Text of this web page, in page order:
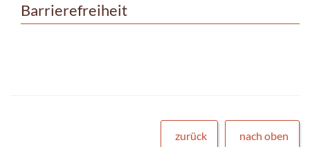
Barrierefreiheit
zurück nach oben